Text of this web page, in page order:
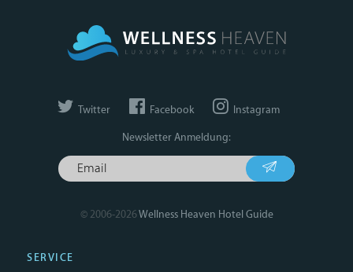
Twitter Facebook Instagram
Newsletter Anmeldung:
© 2006-2026Wellness Heaven Hotel Guide
SERVICE